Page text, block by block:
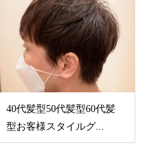
40代髪型50代髪型60代髪
型お客様スタイルグ...